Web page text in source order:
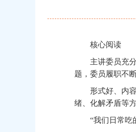
核心阅读
主讲委员充分
题，委员履职不
形式好、内容
绪、化解矛盾等
“我们日常吃的